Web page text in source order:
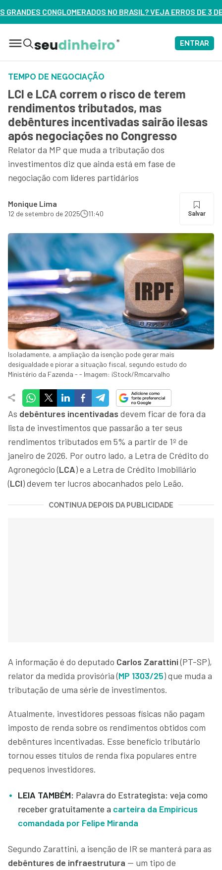
NO BRASIL? VEJA ERROS DE 3 DELES – ASSISTA AGORA
ENTRAR
TEMPO DE NEGOCIAÇÃO
LCI e LCA correm o risco de terem
rendimentos tributados, mas
debêntures incentivadas sairão ilesas
após negociações no Congresso
Relator da MP que muda a tributação dos
investimentos diz que ainda está em fase de
negociação com líderes partidários
Monique Lima
12 de setembro de 2025 11:40 Salvar
Isoladamente, a ampliação da isenção pode gerar mais
desigualdade e piorar a situação fiscal, segundo estudo do
Ministério da Fazenda - - Imagem: iStock/Rmcarvalho
As debêntures incentivadas devem ficar de fora da
lista de investimentos que passarão a ter seus
rendimentos tributados em 5% a partir de 1º de
janeiro de 2026. Por outro lado, a Letra de Crédito do
Agronegócio (LCA) e a Letra de Crédito Imobiliário
(LCI) devem ter lucros abocanhados pelo Leão.
CONTINUA DEPOIS DA PUBLICIDADE
A informação é do deputado Carlos Zarattini(PT-SP),
relator da medida provisória (MP 1303/25) que muda a
tributação de uma série de investimentos.
Atualmente, investidores pessoas físicas não pagam
imposto de renda sobre os rendimentos obtidos com
debêntures incentivadas. Esse benefício tributário
tornou esses títulos de renda fixa populares entre
pequenos investidores.
LEIA TAMBÉM: Palavra do Estrategista: veja como
receber gratuitamente a carteira da Empiricus
comandada por Felipe Miranda
Segundo Zarattini, a isenção de IR se manterá para as
debêntures de infraestrutura — um tipo de